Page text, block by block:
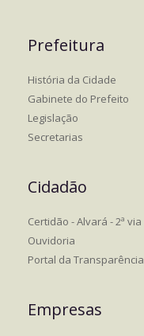
Prefeitura
História da Cidade
Gabinete do Prefeito
Legislação
Secretarias
Cidadão
Certidão - Alvará - 2ª via
Ouvidoria
Portal da Transparência
Empresas